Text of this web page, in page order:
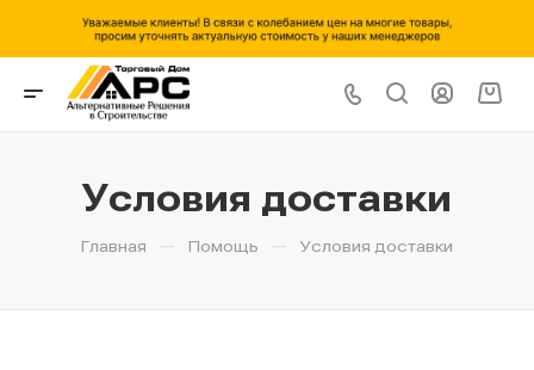
Условия доставки
Главная — Помощь — Условия доставки